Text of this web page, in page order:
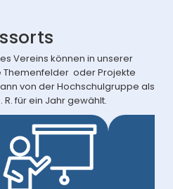
Vereins können in unserer
oder Projekte
R. für ein Jahr gewählt.